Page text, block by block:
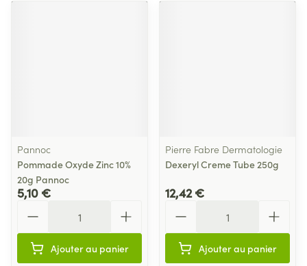
Pannoc
Pommade Oxyde Zinc 10%
20g Pannoc
5,10 €
Ajouter au panier
Pierre Fabre Dermatologie
Dexeryl Creme Tube 250g
12,42 €
Ajouter au panier